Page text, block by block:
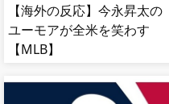
【海外の反応】今永昇太の
ユーモアが全米を笑わす
【MLB】